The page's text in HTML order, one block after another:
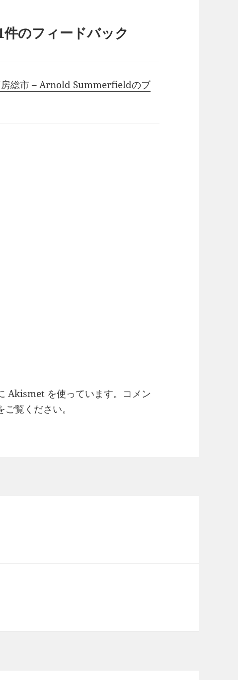
件のフィードバック
房総市 – Arnold Summerfieldのブ
Akismet を使っています。
コメン
ご覧ください。